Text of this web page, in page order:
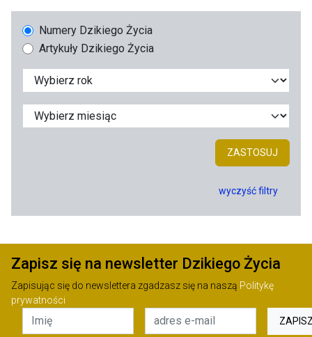
Numery Dzikiego Życia
Artykuły Dzikiego Życia
ZASTOSUJ
wyczyść filtry
Zapisz się na newsletter Dzikiego Życia
Zapisując się do newslettera zgadzasz się na naszą Politykę
prywatności